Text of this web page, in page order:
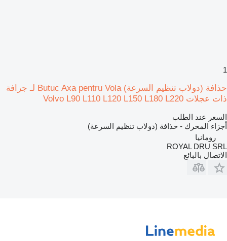
1
حذافة (دولاب تنظيم السرعة) Butuc Axa pentru Vola لـ جرافة
ذات عجلات Volvo L90 L110 L120 L150 L180 L220
السعر عند الطلب
أجزاء المحرك - حذافة (دولاب تنظيم السرعة)
رومانيا
ROYAL DRU SRL
الاتصال بالبائع